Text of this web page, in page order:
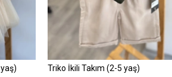
Triko İkili Takım (2-5 yaş)